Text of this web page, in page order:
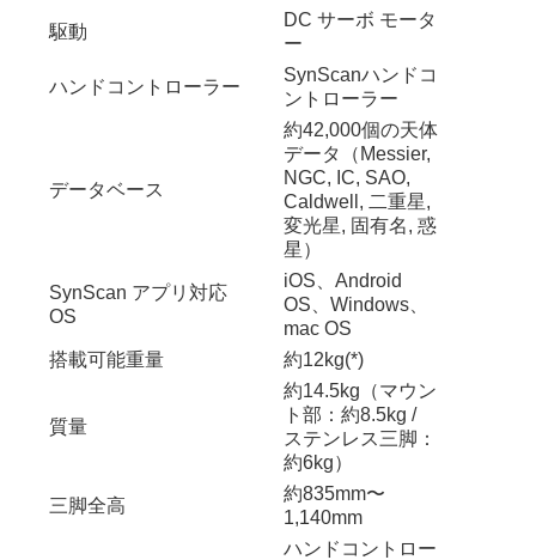
駆動
DC サーボ モータ
ー
ハンドコントローラー
SynScanハンドコ
ントローラー
データベース
約42,000個の天体
データ（Messier,
NGC, IC, SAO,
Caldwell, 二重星,
変光星, 固有名, 惑
星）
SynScan アプリ対応
OS
iOS、Android
OS、Windows、
mac OS
搭載可能重量
約12kg(*)
質量
約14.5kg（マウン
ト部：約8.5kg /
ステンレス三脚：
約6kg）
三脚全高
約835mm〜
1,140mm
ハンドコントロー